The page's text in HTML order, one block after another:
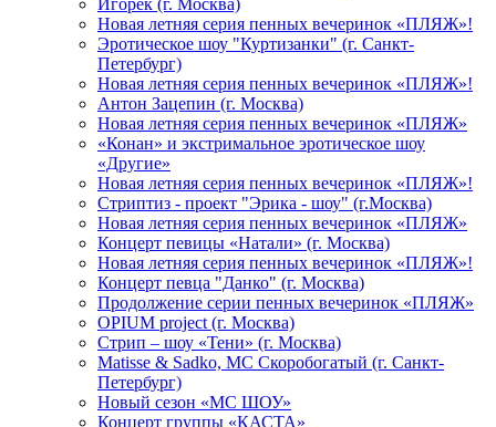
Игорек (г. Москва)
Новая летняя серия пенных вечеринок «ПЛЯЖ»!
Эротическое шоу "Куртизанки" (г. Санкт-
Петербург)
Новая летняя серия пенных вечеринок «ПЛЯЖ»!
Антон Зацепин (г. Москва)
Новая летняя серия пенных вечеринок «ПЛЯЖ»
«Конан» и экстримальное эротическое шоу
«Другие»
Новая летняя серия пенных вечеринок «ПЛЯЖ»!
Стриптиз - проект "Эрика - шоу" (г.Москва)
Новая летняя серия пенных вечеринок «ПЛЯЖ»
Концерт певицы «Натали» (г. Москва)
Новая летняя серия пенных вечеринок «ПЛЯЖ»!
Концерт певца "Данко" (г. Москва)
Продолжение серии пенных вечеринок «ПЛЯЖ»
OPIUM project (г. Москва)
Стрип – шоу «Тени» (г. Москва)
Matissе & Sadko, MC Скоробогатый (г. Санкт-
Петербург)
Новый сезон «МС ШОУ»
Концерт группы «КАСТА»